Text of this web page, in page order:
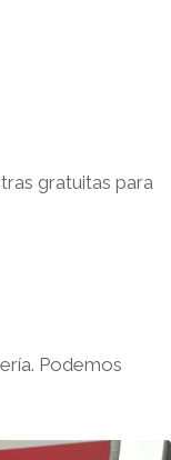
gratuitas para
Podemos